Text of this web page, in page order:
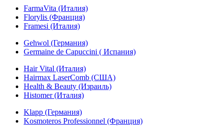
FarmaVita (Италия)
Florylis (Франция)
Framesi (Италия)
Gehwol (Германия)
Germaine de Capuccini ( Испания)
Hair Vital (Италия)
Hairmax LaserComb (США)
Health & Beauty (Израиль)
Histomer (Италия)
Klapp (Германия)
Kosmoteros Professionnel (Франция)